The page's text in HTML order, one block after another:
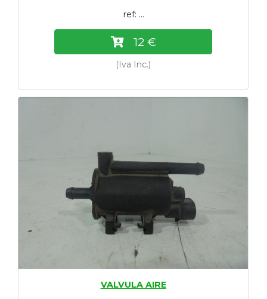
ref: ...
12 €
(Iva Inc.)
VALVULA AIRE